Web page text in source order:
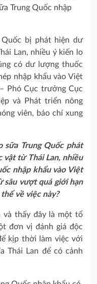
Trung Quốc nhập
bị phát hiện dư
Lan, nhiều ý kiến lo
có dư lượng thuốc
nhập khẩu vào Việt
Phó Cục trưởng Cục
và Phát triển nông
viên, báo chí xung
Trung Quốc phát
vật từ Thái Lan, nhiều
nhập khẩu vào Việt
sâu vượt quá giới hạn
về việc này?
và thấy đây là một tổ
đơn vị đánh giá độc
kịp thời làm việc với
Thái Lan để có cảnh